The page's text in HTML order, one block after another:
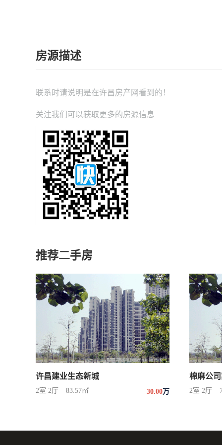
房源描述
联系时请说明是在许昌房产网 看到的！
关注我们可以获取更多的房源信息
推荐二手房
许昌建业生态新城
2室 2厅 83.57㎡ 30.00万
棉麻公
2室 2厅